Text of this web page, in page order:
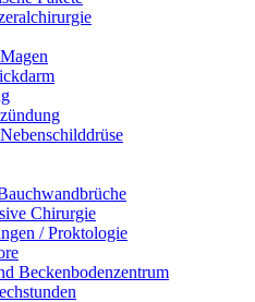
Chirurgie
/ Proktologie
Beckenbodenzentrum